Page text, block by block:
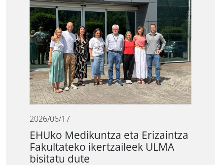
2026/06/17
EHUko Medikuntza eta Erizaintza
Fakultateko ikertzaileek ULMA
bisitatu dute